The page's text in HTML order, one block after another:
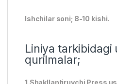
Ishchilar soni; 8-10 kishi.
Liniya tarkibidagi
qurilmalar;
1.Shakllantiruvchi Press